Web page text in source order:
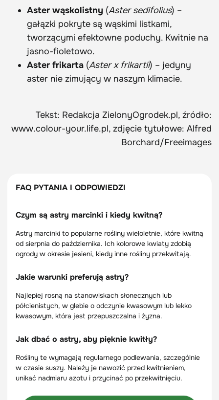
Aster wąskolistny (Aster sedifolius) –
gałązki pokryte są wąskimi listkami,
tworzącymi efektowne poduchy. Kwitnie na
jasno-fioletowo.
Aster frikarta (Aster x frikartii) – jedyny
aster nie zimujący w naszym klimacie.
Tekst: Redakcja ZielonyOgrodek.pl, źródło:
www.colour-your.life.pl, zdjęcie tytułowe: Alfred
Borchard/Freeimages
FAQ PYTANIA I ODPOWIEDZI
Czym są astry marcinki i kiedy kwitną?
Astry marcinki to popularne rośliny wieloletnie, które kwitną
od sierpnia do października. Ich kolorowe kwiaty zdobią
ogrody w okresie jesieni, kiedy inne rośliny przekwitają.
Jakie warunki preferują astry?
Najlepiej rosną na stanowiskach słonecznych lub
półcienistych, w glebie o odczynie kwasowym lub lekko
kwasowym, która jest przepuszczalna i żyzna.
Jak dbać o astry, aby pięknie kwitły?
Rośliny te wymagają regularnego podlewania, szczególnie
w czasie suszy. Należy je nawozić przed kwitnieniem,
unikać nadmiaru azotu i przycinać po przekwitnięciu.